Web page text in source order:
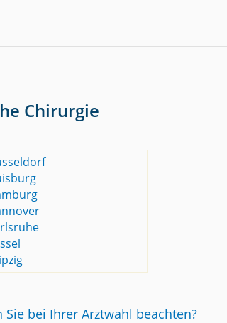
Chirurgie
Sie bei Ihrer Arztwahl beachten?